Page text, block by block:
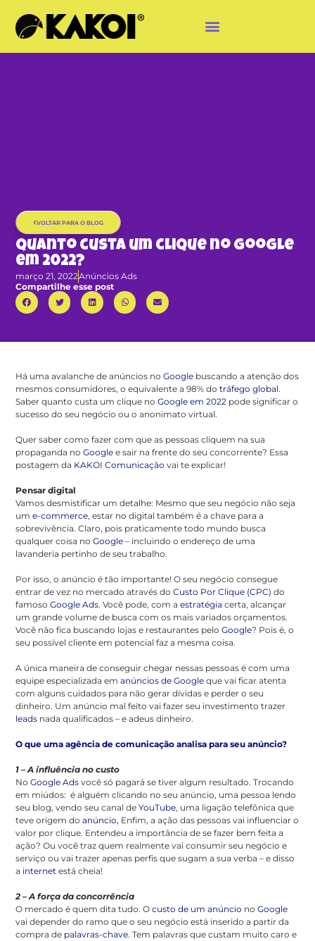
VOLTAR PARA O BLOG
Quanto custa um clique no Google
em 2022?
março 21, 2022Anúncios Ads
Compartilhe esse post
Há uma avalanche de anúncios noGoogle buscando a atenção dos
mesmos consumidores, o equivalente a 98% do tráfego global.
Saber quanto custa um clique no Google em 2022 pode significar o
sucesso do seu negócio ou o anonimato virtual.
Quer saber como fazer com que as pessoas cliquem na sua
propaganda noGoogle e sair na frente do seu concorrente? Essa
postagem da KAKOI Comunicação vai te explicar!
Pensar digital
Vamos desmistificar um detalhe: Mesmo que seu negócio não seja
ume-commerce, estar no digital também é a chave para a
sobrevivência. Claro, pois praticamente todo mundo busca
qualquer coisa noGoogle – incluindo o endereço de uma
lavanderia pertinho de seu trabalho.
Por isso, o anúncio é tão importante! O seu negócio consegue
entrar de vez no mercado através doCusto Por Clique (CPC) do
famosoGoogle Ads. Você pode, com aestratégia certa, alcançar
um grande volume de busca com os mais variados orçamentos.
Você não fica buscando lojas e restaurantes peloGoogle? Pois é, o
seu possível cliente em potencial faz a mesma coisa.
A única maneira de conseguir chegar nessas pessoas é com uma
equipe especializada emanúncios de Google que vai ficar atenta
com alguns cuidados para não gerar dívidas e perder o seu
dinheiro. Um anúncio mal feito vai fazer seu investimento trazer
leads nada qualificados – e adeus dinheiro.
O que uma agência de comunicação analisa para seu anúncio?
1 – A influência no custo
NoGoogle Ads você só pagará se tiver algum resultado. Trocando
em miúdos: é alguém clicando no seu anúncio, uma pessoa lendo
seu blog, vendo seu canal deYouTube, uma ligação telefônica que
teve origem doanúncio, Enfim, a ação das pessoas vai influenciar o
valor por clique. Entendeu a importância de se fazer bem feita a
ação? Ou você traz quem realmente vai consumir seu negócio e
serviço ou vai trazer apenas perfis que sugam a sua verba – e disso
a internet está cheia!
2 – A força da concorrência
O mercado é quem dita tudo. O custo de um anúncio noGoogle
vai depender do ramo que o seu negócio está inserido a partir da
compra de palavras-chave. Tem palavras que custam muito caro e